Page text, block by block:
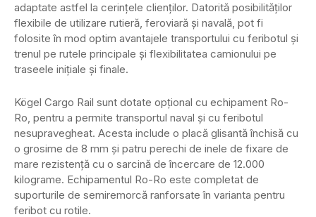
adaptate astfel la cerințele clienților. Datorită posibilităților
flexibile de utilizare rutieră, feroviară și navală, pot fi
folosite în mod optim avantajele transportului cu feribotul și
trenul pe rutele principale și flexibilitatea camionului pe
traseele inițiale și finale.
Kögel Cargo Rail sunt dotate opțional cu echipament Ro-
Ro, pentru a permite transportul naval și cu feribotul
nesupravegheat. Acesta include o placă glisantă închisă cu
o grosime de 8 mm și patru perechi de inele de fixare de
mare rezistență cu o sarcină de încercare de 12.000
kilograme. Echipamentul Ro-Ro este completat de
suporturile de semiremorcă ranforsate în varianta pentru
feribot cu rotile.